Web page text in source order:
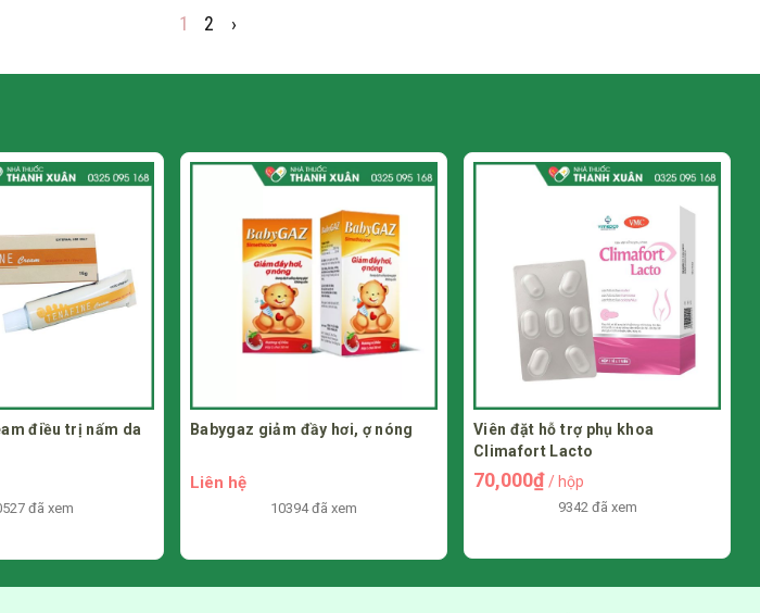
1 2 ›
điều trị nấm da
đã xem
Babygaz giảm đầy hơi, ợ nóng
Liên hệ
10394 đã xem
Viên đặt hỗ trợ phụ khoa
Climafort Lacto
70,000₫/ hộp
9342 đã xem